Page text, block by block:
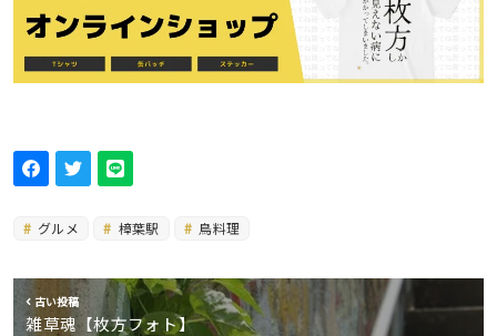
グルメ 樟葉駅 鳥料理
古い投稿
雑草魂【枚方フォト】